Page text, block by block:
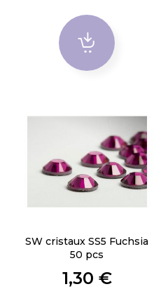
SW cristaux SS5 Fuchsia
50 pcs
1,30 €